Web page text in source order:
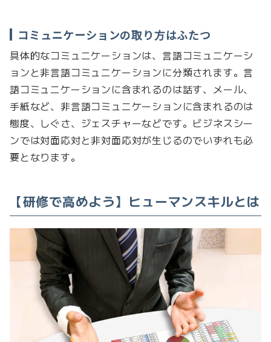
コミュニケーションの取り方はふたつ
具体的なコミュニケーションは、言語コミュニケーシ
ョンと非言語コミュニケーションに分類されます。言
語コミュニケーションに含まれるのは話す、メール、
手紙など、非言語コミュニケーションに含まれるのは
態度、しぐさ、ジェスチャーなどです。ビジネスシー
ンでは対面応対と非対面応対が生じるのでいずれも必
要となります。
【研修で高めよう】ヒューマンスキルとは